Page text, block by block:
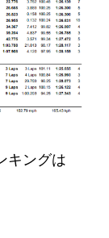
キングは